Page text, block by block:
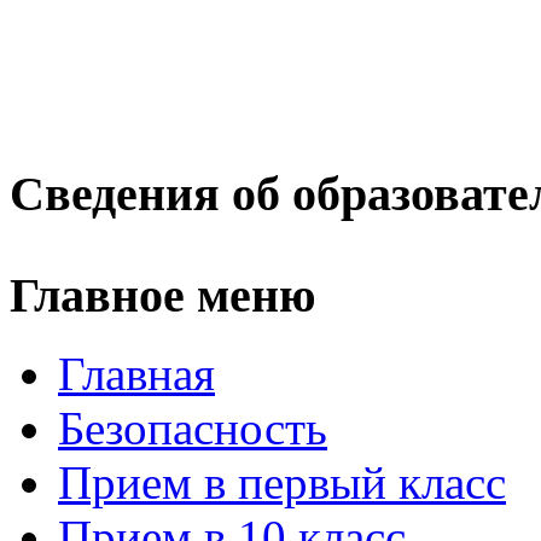
Сведения об
Главное меню
Главная
Безопасность
Прием в первый класс